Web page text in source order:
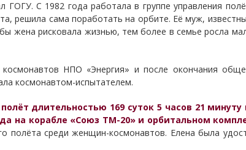
ГОГУ. С 1982 года работала в группе управления
решила сама поработать на орбите. Её муж,
жена рисковала жизнью, тем более в семье росла
НПО «Энергия» и после окончания
космонавтом-испытателем.
длительностью 169 суток 5 часов 21 минуту
на корабле «Союз ТМ-20» и орбитальном
среди женщин-космонавтов. Елена была